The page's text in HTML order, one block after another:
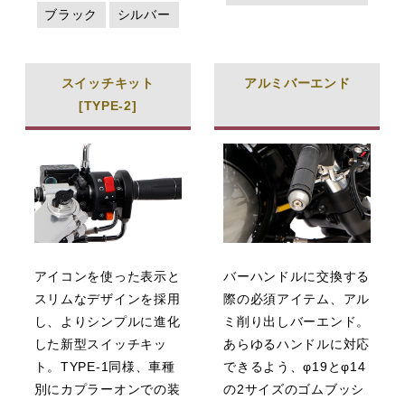
ブラック シルバー
スイッチキット
[TYPE-2]
アイコンを使った表示と
スリムなデザインを採用
し、よりシンプルに進化
した新型スイッチキッ
ト。TYPE-1同様、車種
別にカプラーオンでの装
アルミバーエンド
バーハンドルに交換する
際の必須アイテム、アル
ミ削り出しバーエンド。
あらゆるハンドルに対応
できるよう、φ19とφ14
の2サイズのゴムブッシ